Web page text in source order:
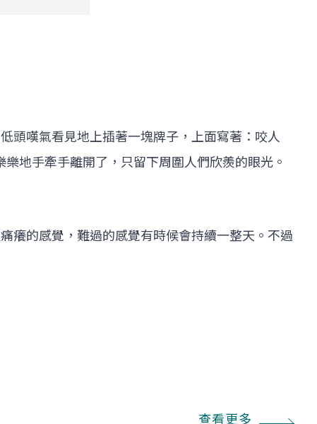
頭嘆氣看見地上插著一塊牌子，上面寫著：咬人
地手牽手離開了，只留下周圍人們欣羨的眼光。
癢的感覺，難過的感覺有時候會持續一整天。不過
查看更多